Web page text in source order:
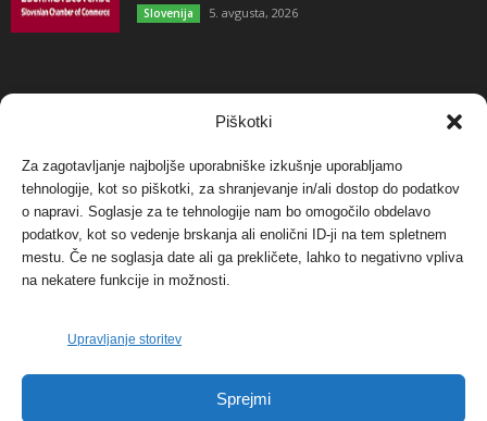
Piškotki
Za zagotavljanje najboljše uporabniške izkušnje uporabljamo
tehnologije, kot so piškotki, za shranjevanje in/ali dostop do podatkov
o napravi. Soglasje za te tehnologije nam bo omogočilo obdelavo
podatkov, kot so vedenje brskanja ali enolični ID-ji na tem spletnem
mestu. Če ne soglasja date ali ga prekličete, lahko to negativno vpliva
na nekatere funkcije in možnosti.
Upravljanje storitev
Sprejmi
Slovenija 5. avgusta, 2026
NAJBOLJ KOMENTIRANO
Protest proti vetrnim elektrarnam na Ojstrici, v
svetu pa vedno bolj...
Dogodki 12. maja, 2017
Tožilstvo v Celovcu v korist elektrarnam
Verbund
FOTO: Razstava cvetličarskega mojstra Andreja